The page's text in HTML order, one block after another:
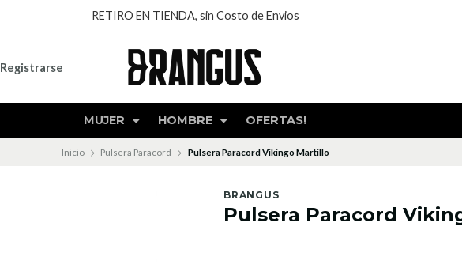
Registrarse
MUJER HOMBRE OFERTAS!
RETIRO EN TIENDA, sin Costo de Envios
Inicio Pulsera Paracord Pulsera Paracord Vikingo Martillo
BRANGUS
Pulsera Paracord